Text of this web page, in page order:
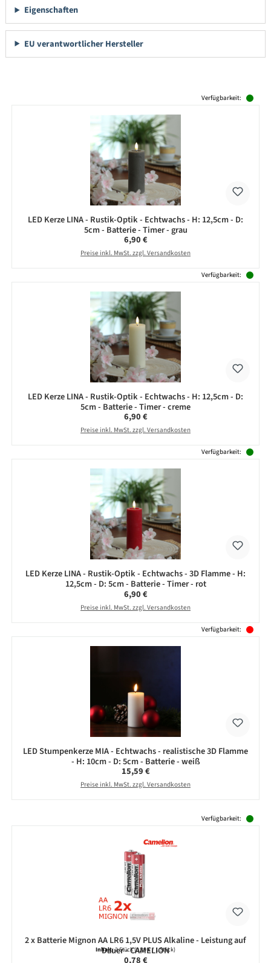
Eigenschaften
EU verantwortlicher Hersteller
Verfügbarkeit:
LED Kerze LINA - Rustik-Optik - Echtwachs - H: 12,5cm - D:
5cm - Batterie - Timer - grau
Regulärer Preis:
6,90 €
Preise inkl. MwSt. zzgl. Versandkosten
Verfügbarkeit:
LED Kerze LINA - Rustik-Optik - Echtwachs - H: 12,5cm - D:
5cm - Batterie - Timer - creme
Regulärer Preis:
6,90 €
Preise inkl. MwSt. zzgl. Versandkosten
Verfügbarkeit:
LED Kerze LINA - Rustik-Optik - Echtwachs - 3D Flamme - H:
12,5cm - D: 5cm - Batterie - Timer - rot
Regulärer Preis:
6,90 €
Preise inkl. MwSt. zzgl. Versandkosten
Verfügbarkeit:
LED Stumpenkerze MIA - Echtwachs - realistische 3D Flamme
- H: 10cm - D: 5cm - Batterie - weiß
Regulärer Preis:
15,59 €
Preise inkl. MwSt. zzgl. Versandkosten
Verfügbarkeit:
2 x Batterie Mignon AA LR6 1,5V PLUS Alkaline - Leistung auf
Dauer - CAMELION
Inhalt:2 Stück(0,39 € / 1 Stück)
Regulärer Preis:
0,78 €